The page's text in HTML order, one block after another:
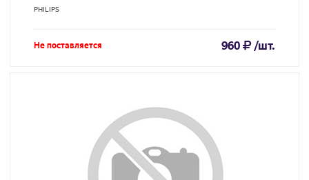
PHILIPS
Не поставляется 960 /шт.